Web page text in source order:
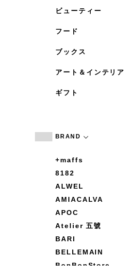
ビューティー
フード
ブックス
アート＆インテリア
ギフト
BRAND
+maffs
8182
ALWEL
AMIACALVA
APOC
Atelier 五號
BARI
BELLEMAIN
BonBonStore